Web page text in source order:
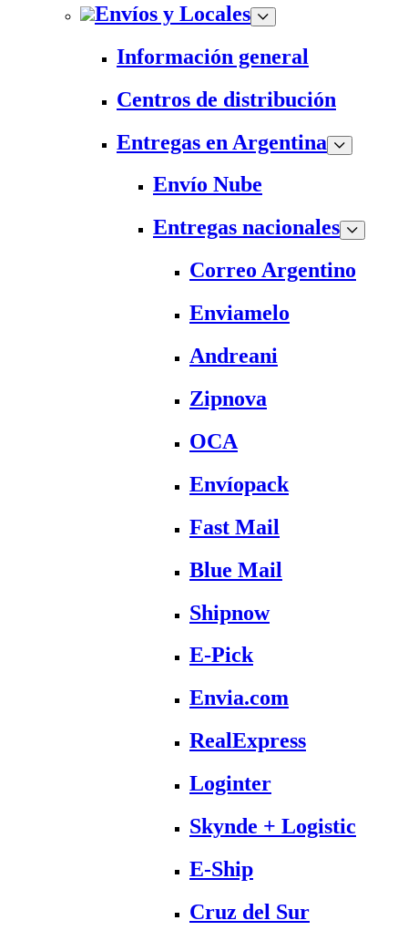
Envíos y Locales
Información general
Centros de distribución
Entregas en Argentina
Envío Nube
Entregas nacionales
Correo Argentino
Enviamelo
Andreani
Zipnova
OCA
Envíopack
Fast Mail
Blue Mail
Shipnow
E-Pick
Envia.com
RealExpress
Loginter
Skynde + Logistic
E-Ship
Cruz del Sur